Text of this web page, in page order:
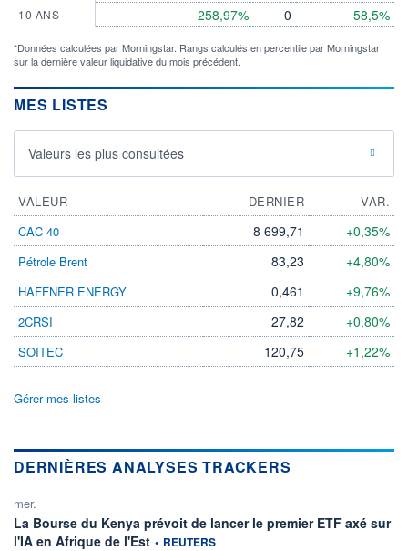
10 ANS
258,97%
0
58,5%
*Données calculées par Morningstar. Rangs calculés en percentile par Morningstar
sur la dernière valeur liquidative du mois précédent.
MES LISTES
Valeurs les plus consultées
VALEUR DERNIER
VAR.
CAC 40
8 699,71 +0,35%
Pétrole Brent 83,23 +4,80%
HAFFNER ENERGY 0,461 +9,76%
2CRSI 27,82 +0,80%
SOITEC 120,75 +1,22%
Gérer mes listes
DERNIÈRES ANALYSES TRACKERS
mer.
La Bourse du Kenya prévoit de lancer le premier ETF axé sur
l'IA en Afrique de l'Estinformation fournie par
• REUTERS